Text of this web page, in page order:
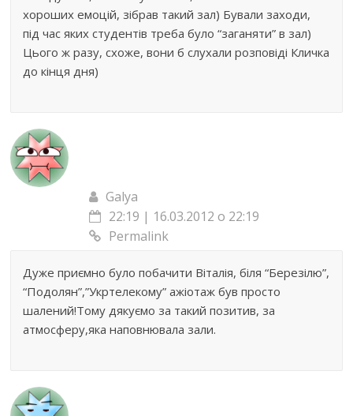
хороших емоцій, зібрав такий зал) Бували заходи,
під час яких студентів треба було “заганяти” в зал)
Цього ж разу, схоже, вони б слухали розповіді Кличка
до кінця дня)
Galya
22:19 | 16.03.2012 о 22:19
Permalink
Дуже приємно було побачити Віталія, біля “Березілю”,
“Подолян”,”Укртелекому” ажіотаж був просто
шалений!Тому дякуємо за такий позитив, за
атмосферу,яка наповнювала зали.